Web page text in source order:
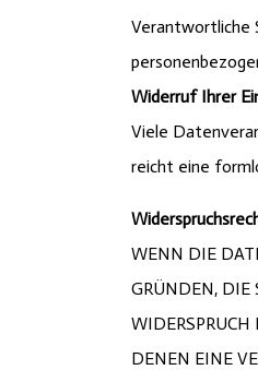
Verantwortliche
Widerruf Ihrer
Viele
reicht eine
WENN DIE
GRÜNDEN, DIE
DENEN EINE